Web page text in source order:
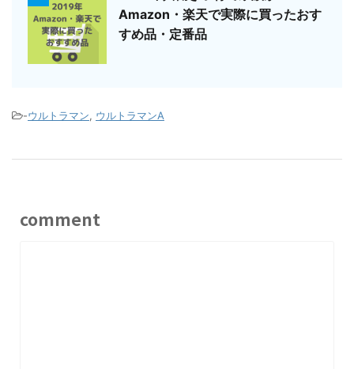
Amazon・楽天で実際に買ったおす
すめ品・定番品
-ウルトラマン, ウルトラマンA
comment